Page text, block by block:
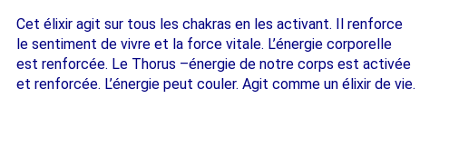
Cet élixir agit sur tous les chakras en les activant. Il renforce
le sentiment de vivre et la force vitale. L’énergie corporelle
est renforcée. Le Thorus –énergie de notre corps est activée
et renforcée. L’énergie peut couler. Agit comme un élixir de vie.